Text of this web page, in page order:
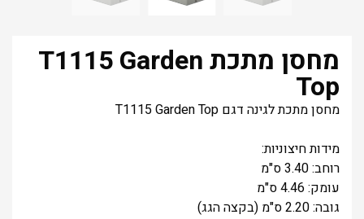
מחסן מתכת T1115 Garden
Top
מחסן מתכת לגינה דגם T1115 Garden Top
מידות חיצוניות:
רוחב: 3.40 ס"מ
עומק: 4.46 ס"מ
גובה: 2.20 ס"מ (בקצה הגג)